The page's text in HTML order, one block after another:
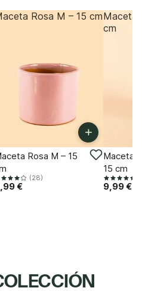
Rosa M – 15 cm
+
Rosa M – 15
(28)
€
Maceta
cm
Maceta
15 cm
9,99 €